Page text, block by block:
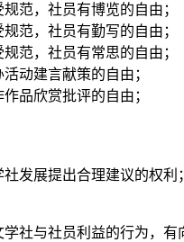
范，社员有博览的自由；
范，社员有勤写的自由；
范，社员有常思的自由；
动建言献策的自由；
品欣赏批评的自由；
发展提出合理建议的权
社与社员利益的行为，有